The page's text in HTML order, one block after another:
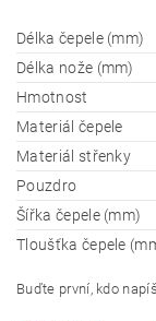
Délka čepele (mm)
Délka nože (mm)
Hmotnost
Materiál čepele
Materiál střenky
Pouzdro
Šířka čepele (mm)
Tloušťka čepele
Buďte první, kdo